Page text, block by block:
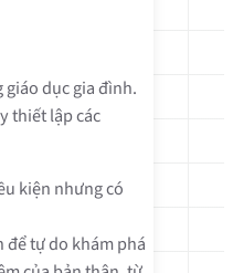
dục gia đình.
thiết lập các
kiện nhưng có
để tự do khám phá